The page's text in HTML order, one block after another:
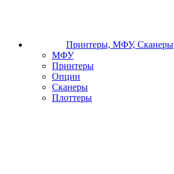
Принтеры, МФУ, Сканеры
МФУ
Принтеры
Опции
Сканеры
Плоттеры